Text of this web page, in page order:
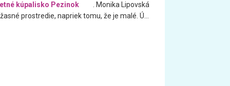
kúpalisko Pezinok
. Monika Lipovská